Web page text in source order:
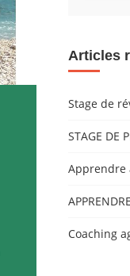
Articles
Stage de
STAGE DE
Apprendre
Coaching